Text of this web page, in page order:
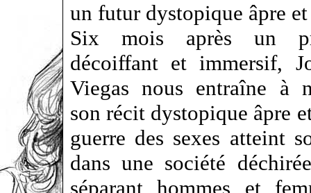
un futur dystopique âpre
Six mois après un
décoiffant et immersif,
Viegas nous entraîne à
son récit dystopique âpre
guerre des sexes atteint
dans une société
séparant hommes et